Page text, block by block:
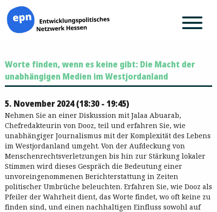
Inhalt
springen
Worte finden, wenn es keine gibt: Die Macht der
unabhängigen Medien im Westjordanland
5. November 2024 (18:30 - 19:45)
Nehmen Sie an einer Diskussion mit Jalaa Abuarab,
Chefredakteurin von Dooz, teil und erfahren Sie, wie
unabhängiger Journalismus mit der Komplexität des Lebens
im Westjordanland umgeht. Von der Aufdeckung von
Menschenrechtsverletzungen bis hin zur Stärkung lokaler
Stimmen wird dieses Gespräch die Bedeutung einer
unvoreingenommenen Berichterstattung in Zeiten
politischer Umbrüche beleuchten. Erfahren Sie, wie Dooz als
Pfeiler der Wahrheit dient, das Worte findet, wo oft keine zu
finden sind, und einen nachhaltigen Einfluss sowohl auf